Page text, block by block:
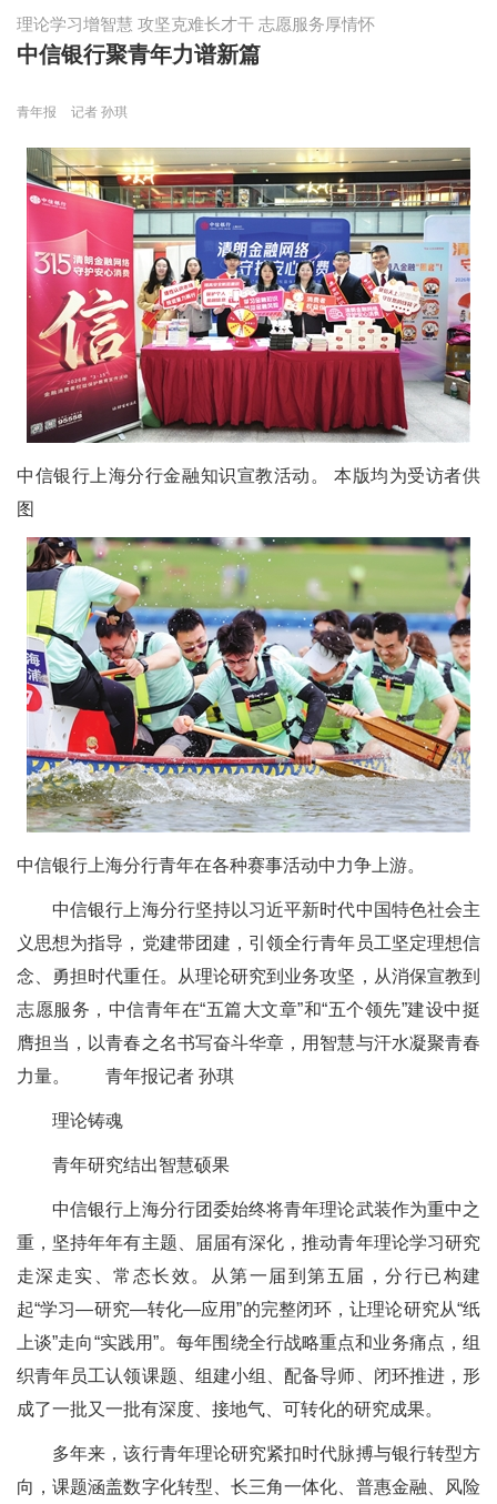
理论学习增智慧 攻坚克难长才干 志愿服务厚情怀
中信银行聚青年力谱新篇
青年报 记者 孙琪
中信银行上海分行金融知识宣教活动。 本版均为受访者供
图
中信银行上海分行青年在各种赛事活动中力争上游。
中信银行上海分行坚持以习近平新时代中国特色社会主
义思想为指导，党建带团建，引领全行青年员工坚定理想信
念、勇担时代重任。从理论研究到业务攻坚，从消保宣教到
志愿服务，中信青年在“五篇大文章”和“五个领先”建设中挺
膺担当，以青春之名书写奋斗华章，用智慧与汗水凝聚青春
力量。 青年报记者 孙琪
理论铸魂
青年研究结出智慧硕果
中信银行上海分行团委始终将青年理论武装作为重中之
重，坚持年年有主题、届届有深化，推动青年理论学习研究
走深走实、常态长效。从第一届到第五届，分行已构建
起“学习—研究—转化—应用”的完整闭环，让理论研究从“纸
上谈”走向“实践用”。每年围绕全行战略重点和业务痛点，组
织青年员工认领课题、组建小组、配备导师、闭环推进，形
成了一批又一批有深度、接地气、可转化的研究成果。
多年来，该行青年理论研究紧扣时代脉搏与银行转型方
向，课题涵盖数字化转型、长三角一体化、普惠金融、风险